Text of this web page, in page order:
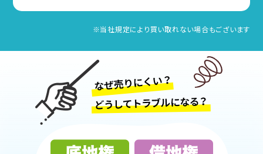
※当社規定により買い取れない場合もございます